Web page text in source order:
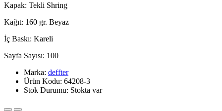
Kapak: Tekli Shring
Kağıt: 160 gr. Beyaz
İç Baskı: Kareli
Sayfa Sayısı: 100
Marka: deffter
Ürün Kodu: 64208-3
Stok Durumu: Stokta var